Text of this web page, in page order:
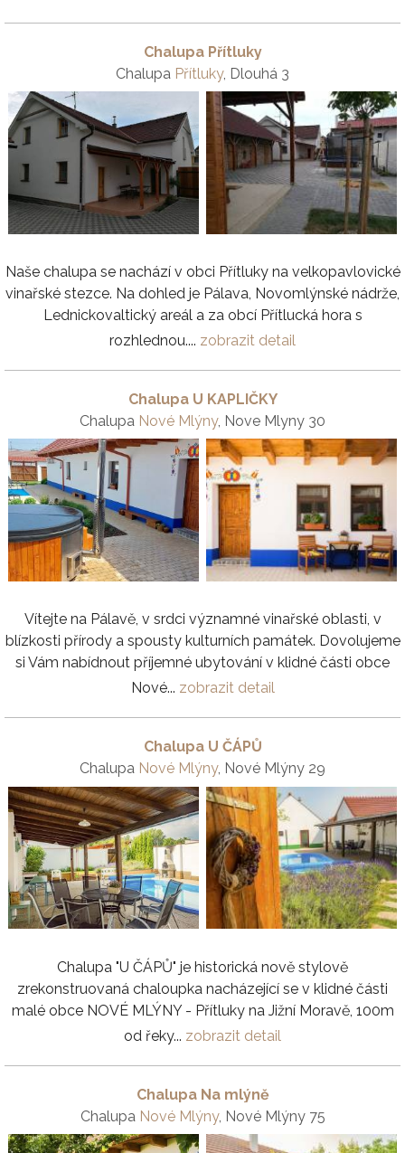
Chalupa Přítluky
Chalupa Přítluky, Dlouhá 3
Naše chalupa se nachází v obci Přítluky na velkopavlovické
vinařské stezce. Na dohled je Pálava, Novomlýnské nádrže,
Lednickovaltický areál a za obcí Přítlucká hora s
rozhlednou.... zobrazit detail
Chalupa U KAPLIČKY
Chalupa Nové Mlýny, Nove Mlyny 30
Vítejte na Pálavě, v srdci významné vinařské oblasti, v
blízkosti přírody a spousty kulturních památek. Dovolujeme
si Vám nabídnout příjemné ubytování v klidné části obce
Nové... zobrazit detail
Chalupa U ČÁPŮ
Chalupa Nové Mlýny, Nové Mlýny 29
Chalupa "U ČÁPŮ" je historická nově stylově
zrekonstruovaná chaloupka nacházející se v klidné části
malé obce NOVÉ MLÝNY - Přítluky na Jižní Moravě, 100m
od řeky... zobrazit detail
Chalupa Na mlýně
Chalupa Nové Mlýny, Nové Mlýny 75